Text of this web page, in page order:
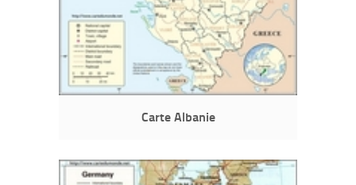
Carte Albanie